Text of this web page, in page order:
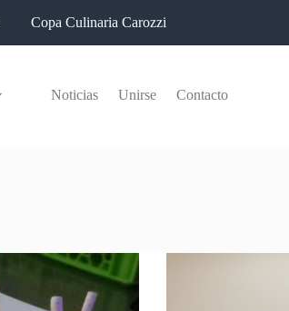
Copa Culinaria Carozzi
Noticias Unirse Contacto